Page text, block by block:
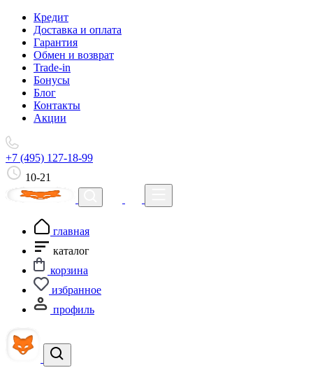
Кредит
Доставка и оплата
Гарантия
Обмен и возврат
Trade-in
Бонусы
Блог
Контакты
Акции
+7 (495) 127-18-99
10-21
главная
каталог
корзина
избранное
профиль